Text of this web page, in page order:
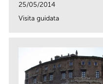
25/05/2014
Visita guidata